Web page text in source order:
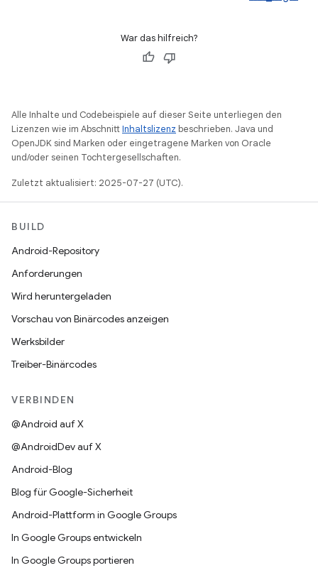
War das hilfreich?
Alle Inhalte und Codebeispiele auf dieser Seite unterliegen den
Lizenzen wie im AbschnittInhaltslizenz beschrieben. Java und
OpenJDK sind Marken oder eingetragene Marken von Oracle
und/oder seinen Tochtergesellschaften.
Zuletzt aktualisiert: 2025-07-27 (UTC).
BUILD
Android-Repository
Anforderungen
Wird heruntergeladen
Vorschau von Binärcodes anzeigen
Werksbilder
Treiber-Binärcodes
VERBINDEN
@Android auf X
@AndroidDev auf X
Android-Blog
Blog für Google-Sicherheit
Android-Plattform in Google Groups
In Google Groups entwickeln
In Google Groups portieren